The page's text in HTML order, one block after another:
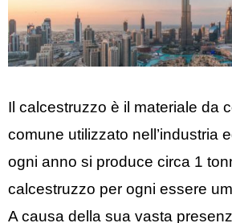
Il calcestruzzo è il materiale da
comune utilizzato nell’industria
ogni anno si produce circa 1
calcestruzzo per ogni essere
A causa della sua vasta